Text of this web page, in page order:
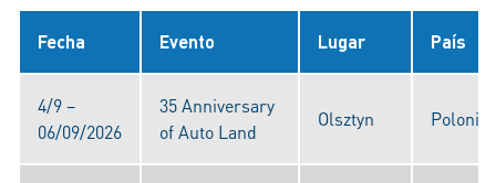
Fecha Evento Lugar País
4/9 –
06/09/2026
35 Anniversary
of Auto Land
Olsztyn Polonia